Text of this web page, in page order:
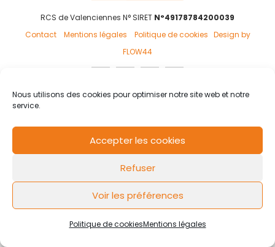
Nous utilisons des cookies pour optimiser notre site web et notre
service.
Accepter les cookies
Refuser
Voir les préférences
Politique de cookiesMentions légales
RCS de Valenciennes N° SIRET N°49178784200039
Contact
Mentions légales Politique de cookies Design by
FLOW44